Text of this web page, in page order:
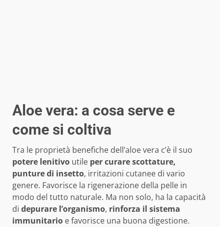
Aloe vera: a cosa serve e
come si coltiva
Tra le proprietà benefiche dell’aloe vera c’è il suo
potere lenitivo utile per curare scottature,
punture di insetto, irritazioni cutanee di vario
genere. Favorisce la rigenerazione della pelle in
modo del tutto naturale. Ma non solo, ha la capacità
di depurare l’organismo, rinforza il sistema
immunitario e favorisce una buona digestione.